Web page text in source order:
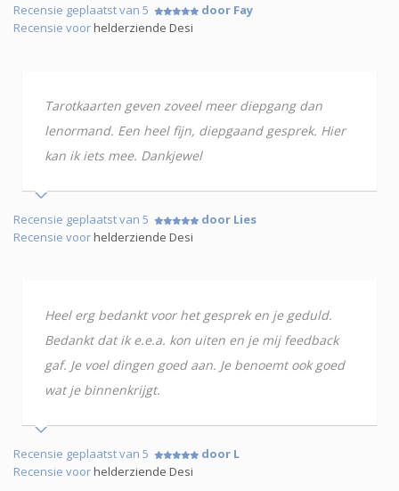
Recensie geplaatst van 5
door Fay
Recensie voorhelderziende Desi
Tarotkaarten geven zoveel meer diepgang dan
lenormand. Een heel fijn, diepgaand gesprek. Hier
kan ik iets mee. Dankjewel
Recensie geplaatst van 5
door Lies
Recensie voorhelderziende Desi
Heel erg bedankt voor het gesprek en je geduld.
Bedankt dat ik e.e.a. kon uiten en je mij feedback
gaf. Je voel dingen goed aan. Je benoemt ook goed
wat je binnenkrijgt.
Recensie geplaatst van 5
door L
Recensie voorhelderziende Desi